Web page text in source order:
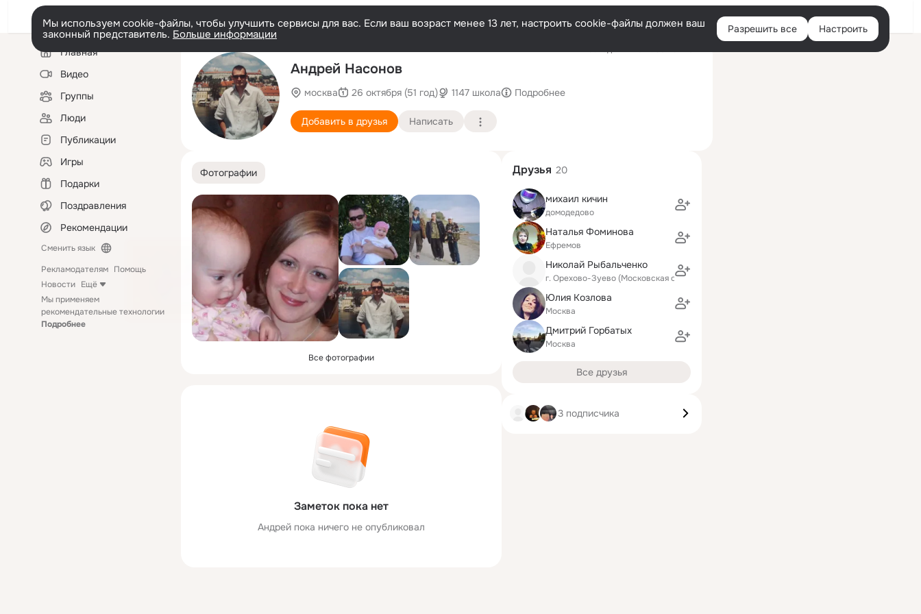
Войти
Мы используем cookie-файлы, чтобы улучшить сервисы для вас. Если ваш возраст менее 13 лет, настроить cookie-файлы должен ваш
законный представитель. Больше информации Разрешить все Настроить
Левая
колонкаГлавная
Видео
Группы
Люди
Публикации
Игры
Подарки
Поздравления
Рекомендации
Сменить язык
Рекламодателям Помощь
Новости Ещё
Мы применяем
рекомендательные технологии
Подробнее
Андрей Насонов
москва 26 октября (51 год) 1147 школа Подробнее
Добавить в друзья Написать
Фотографии
Все фотографии
Заметок пока нет
Андрей пока ничего не опубликовал
Друзья 20
михаил кичин
домодедово
Наталья Фоминова
Ефремов
Николай Рыбальченко
г. Орехово-Зуево (Московская область)
Юлия Козлова
Москва
Дмитрий Горбатых
Москва
Все друзья
3 подписчика